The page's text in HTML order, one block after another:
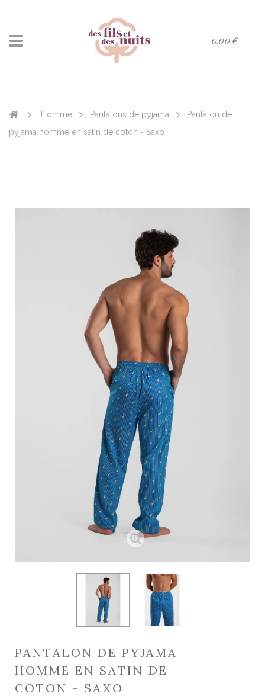
0.00 €
Homme Pantalons de pyjama
Pantalon de
pyjama homme en satin de coton - Saxo
PANTALON DE PYJAMA
HOMME EN SATIN DE
COTON - SAXO